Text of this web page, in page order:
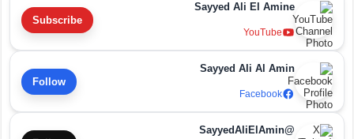
Sayyed Ali El Amine
YouTube
Subscribe
Sayyed Ali Al Amin
Facebook
Follow
@SayyedAliElAmin